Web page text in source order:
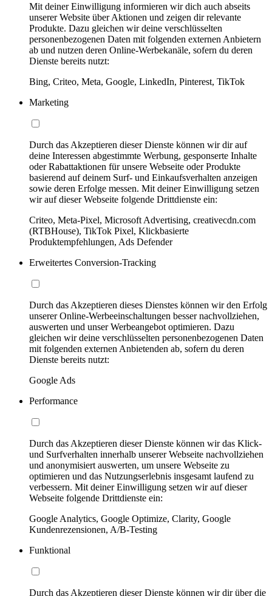
Mit deiner Einwilligung informieren wir dich auch abseits
unserer Website über Aktionen und zeigen dir relevante
Produkte. Dazu gleichen wir deine verschlüsselten
personenbezogenen Daten mit folgenden externen Anbietern
ab und nutzen deren Online-Werbekanäle, sofern du deren
Dienste bereits nutzt:
Bing, Criteo, Meta, Google, LinkedIn, Pinterest, TikTok
Marketing
Durch das Akzeptieren dieser Dienste können wir dir auf
deine Interessen abgestimmte Werbung, gesponserte Inhalte
oder Rabattaktionen für unsere Webseite oder Produkte
basierend auf deinem Surf- und Einkaufsverhalten anzeigen
sowie deren Erfolge messen. Mit deiner Einwilligung setzen
wir auf dieser Webseite folgende Drittdienste ein:
Criteo, Meta-Pixel, Microsoft Advertising, creativecdn.com
(RTBHouse), TikTok Pixel, Klickbasierte
Produktempfehlungen, Ads Defender
Erweitertes Conversion-Tracking
Durch das Akzeptieren dieses Dienstes können wir den Erfolg
unserer Online-Werbeeinschaltungen besser nachvollziehen,
auswerten und unser Werbeangebot optimieren. Dazu
gleichen wir deine verschlüsselten personenbezogenen Daten
mit folgenden externen Anbietenden ab, sofern du deren
Dienste bereits nutzt:
Google Ads
Performance
Durch das Akzeptieren dieser Dienste können wir das Klick-
und Surfverhalten innerhalb unserer Webseite nachvollziehen
und anonymisiert auswerten, um unsere Webseite zu
optimieren und das Nutzungserlebnis insgesamt laufend zu
verbessern. Mit deiner Einwilligung setzen wir auf dieser
Webseite folgende Drittdienste ein:
Google Analytics, Google Optimize, Clarity, Google
Kundenrezensionen, A/B-Testing
Funktional
Durch das Akzeptieren dieser Dienste können wir dir über die